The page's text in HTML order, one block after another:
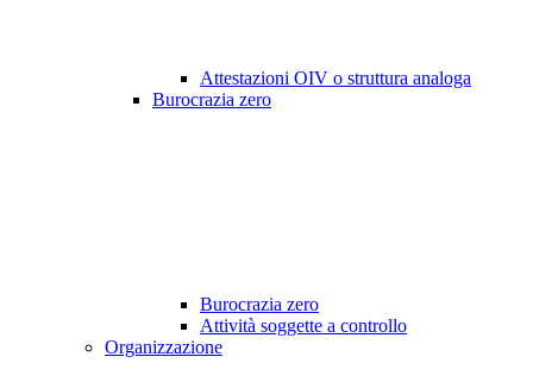
Attestazioni OIV o struttura analoga
Burocrazia zero
Burocrazia zero
Attività soggette a controllo
Organizzazione